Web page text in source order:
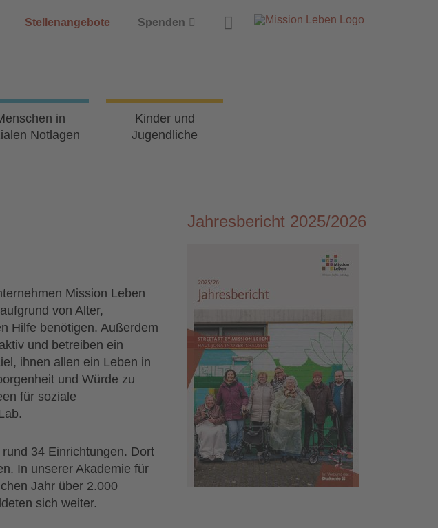
Stellenangebote Spenden Suche
in
Notlagen
Kinder und
Jugendliche
Mission Leben
von Alter,
Hilfe benötigen. Außerdem
und betreiben ein
ihnen allen ein Leben in
und Würde zu
für soziale
34 Einrichtungen. Dort
In unserer Akademie für
Jahr über 2.000
sich weiter.
Jahresbericht 2025/2026